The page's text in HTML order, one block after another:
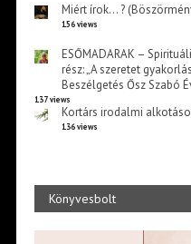
Miért írok… ?
156 views
ESŐMADARAK –
rész: „A szeretet
Beszélgetés Ősz Szabó
137 views
Kortárs irodalmi
136 views
Könyvesbolt